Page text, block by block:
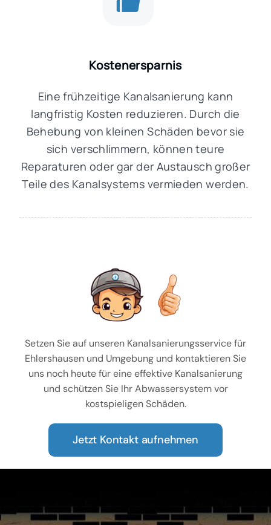
Kostenersparnis
Eine frühzeitige Kanalsanierung kann
langfristig Kosten reduzieren. Durch die
Behebung von kleinen Schäden bevor sie
sich verschlimmern, können teure
Reparaturen oder gar der Austausch großer
Teile des Kanalsystems vermieden werden.
Setzen Sie auf unseren Kanalsanierungsservice für
Ehlershausen und Umgebung und kontaktieren Sie
uns noch heute für eine effektive Kanalsanierung
und schützen Sie Ihr Abwassersystem vor
kostspieligen Schäden.
Jetzt Kontakt aufnehmen